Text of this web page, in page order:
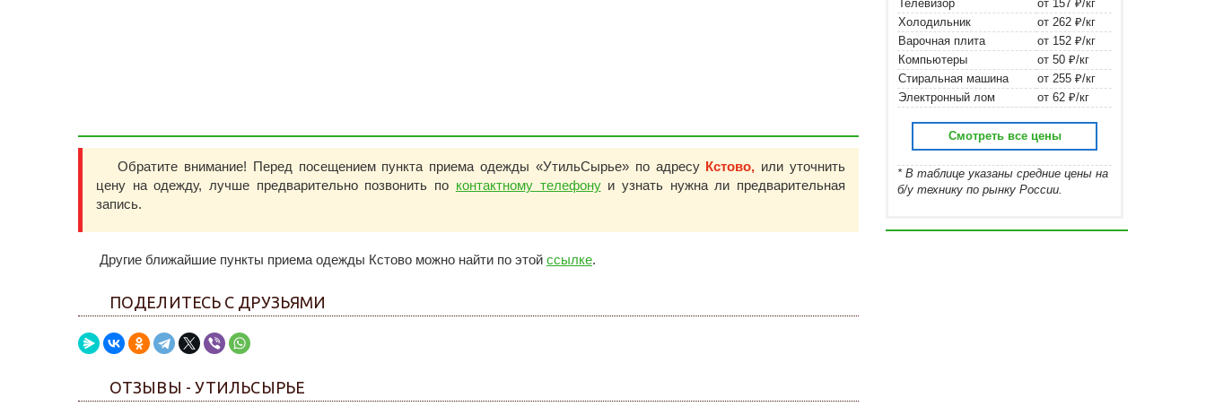
Обратите внимание! Перед посещением пункта приема одежды «УтильСырье» по адресу Кстово, или уточнить
цену на одежду, лучше предварительно позвонить по контактному телефонуи узнать нужна ли предварительная
запись.
Другие ближайшие пункты приема одежды Кстово можно найти по этой ссылке.
ПОДЕЛИТЕСЬ С ДРУЗЬЯМИ
ОТЗЫВЫ - УТИЛЬСЫРЬЕ
Телевизор
от 157 ₽/кг
Холодильник
от 262 ₽/кг
Варочная плита
от 152 ₽/кг
Компьютеры
от 50 ₽/кг
Стиральная машина
от 255 ₽/кг
Электронный лом
от 62 ₽/кг
Смотреть все цены
* В таблице указаны средние цены на
б/у технику по рынку России.